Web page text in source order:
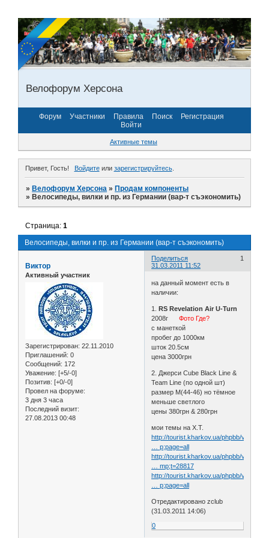
Велофорум Херсона
Форум Участники Правила Поиск
Регистрация
Войти
Активные темы
Привет, Гость! Войдитеили зарегистрируйтесь.
»Велофорум Херсона »Продам компоненты
»Велосипеды, вилки и пр. из Германии (вар-т съэкономить)
Велосипеды, вилки и пр. из Германии (вар-т съэкономить)
Страница:1
Поделиться
1
31.03.2011 11:52
Виктор
Активный участник
Зарегистрирован: 22.11.2010
Приглашений: 0
Сообщений: 172
Уважение: [+5/-0]
Позитив: [+0/-0]
Провел на форуме:
3 дня 3 часа
Последний визит:
27.08.2013 00:48
на данный момент есть в
наличии:
1.
RS Revelation Air U-Turn
2008гФото Где?
с манеткой
пробег до 1000км
шток 20.5см
цена 3000грн
2. Джерси Cube Black Line &
Team Line (по одной шт)
размер М(44-46) но тёмное
меньше светлого
цены 380грн & 280грн
мои темы на Х.Т.
http://tourist.kharkov.ua/phpbb/viewtop
… p;page=all
http://tourist.kharkov.ua/phpbb/viewtop
… mp;t=28817
http://tourist.kharkov.ua/phpbb/viewtop
… p;page=all
Отредактировано zclub
(31.03.2011 14:06)
0